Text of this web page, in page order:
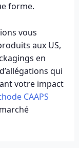
forme.
vous
aux US,
en
qui
votre impact
CAAPS